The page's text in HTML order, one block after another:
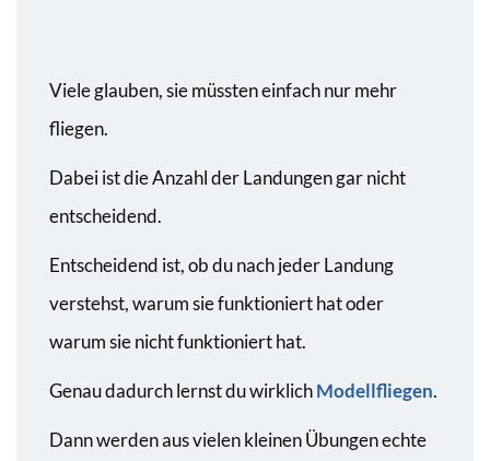
Viele glauben, sie müssten einfach nur mehr
fliegen.
Dabei ist die Anzahl der Landungen gar nicht
entscheidend.
Entscheidend ist, ob du nach jeder Landung
verstehst, warum sie funktioniert hat oder
warum sie nicht funktioniert hat.
Genau dadurch lernst du wirklichModellfliegen.
Dann werden aus vielen kleinen Übungen echte